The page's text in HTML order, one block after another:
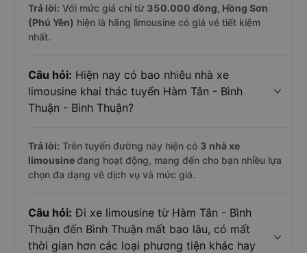
Trả lời: Với mức giá chỉ từ 350.000 đồng, Hồng Sơn
(Phú Yên) hiện là hãng limousine có giá vé tiết kiệm
nhất.
Câu hỏi: Hiện nay có bao nhiêu nhà xe
limousine khai thác tuyến Hàm Tân - Bình
Thuận - Bình Thuận?
Trả lời: Trên tuyến đường này hiện có 3 nhà xe
limousineđang hoạt động, mang đến cho bạn nhiều lựa
chọn đa dạng về dịch vụ và mức giá.
Câu hỏi: Đi xe limousine từ Hàm Tân - Bình
Thuận đến Bình Thuận mất bao lâu, có mất
thời gian hơn các loại phương tiện khác hay